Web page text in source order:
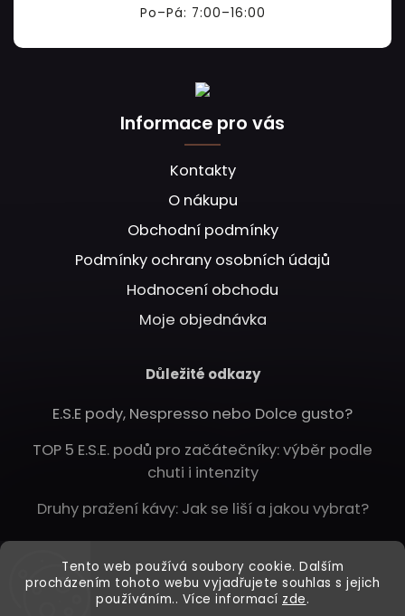
Tento web používá soubory cookie. Dalším
procházením tohoto webu vyjadřujete souhlas s jejich
používáním.. Více informací zde.
Po–Pá: 7:00–16:00
Informace pro vás
Kontakty
O nákupu
Obchodní podmínky
Podmínky ochrany osobních údajů
Hodnocení obchodu
Moje objednávka
Důležité odkazy
E.S.E pody, Nespresso nebo Dolce gusto?
TOP 5 E.S.E. podů pro začátečníky: výběr podle
chuti i intenzity
Druhy pražení kávy: Jak se liší a jakou vybrat?
Instagram